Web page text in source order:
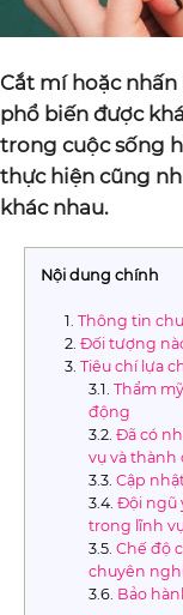
Cắt mí hoặc
phổ biến được
trong cuộc sống
thực hiện cũng
khác nhau.
Nội dung chính
Thông tin
Đối tượng
Tiêu chí lựa
Thẩm
động
Đã có
vụ và thành
Cập
Đội ngũ
trong lĩnh
Chế độ
chuyên
Bảo